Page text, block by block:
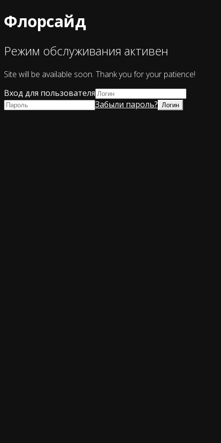
Флорсайд
Режим обслуживания активен
Site will be available soon. Thank you for your patience!
Вход для пользователя
Забыли пароль?